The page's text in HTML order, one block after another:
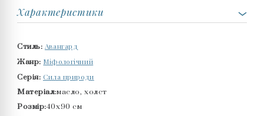
Характеристики
Стиль: Авангард
Жанр: Міфологічний
Серія: Сила природи
Матеріал:масло, холст
Розмір:40x90 см